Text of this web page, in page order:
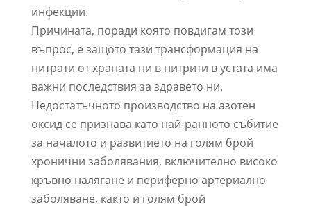
инфекции.
Причината, поради която повдигам този
въпрос, е защото тази трансформация на
нитрати от храната ни в нитрити в устата има
важни последствия за здравето ни.
Недостатъчното производство на азотен
оксид се признава като най-ранното събитие
за началото и развитието на голям брой
хронични заболявания, включително високо
кръвно налягане и периферно артериално
заболяване, както и голям брой